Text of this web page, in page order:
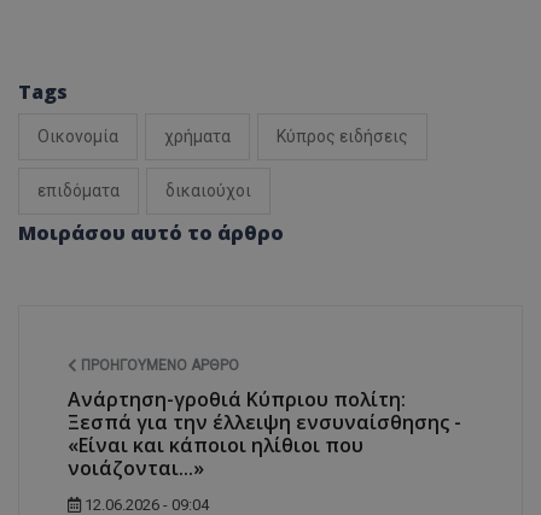
Tags
Οικονομία χρήματα Κύπρος ειδήσεις
επιδόματα δικαιούχοι
Μοιράσου αυτό το άρθρο
ΠΡΟΗΓΟΎΜΕΝΟ ΆΡΘΡΟ
Ανάρτηση-γροθιά Kύπριου πολίτη:
Ξεσπά για την έλλειψη ενσυναίσθησης -
«Είναι και κάποιοι ηλίθιοι που
νοιάζονται...»
12.06.2026 - 09:04